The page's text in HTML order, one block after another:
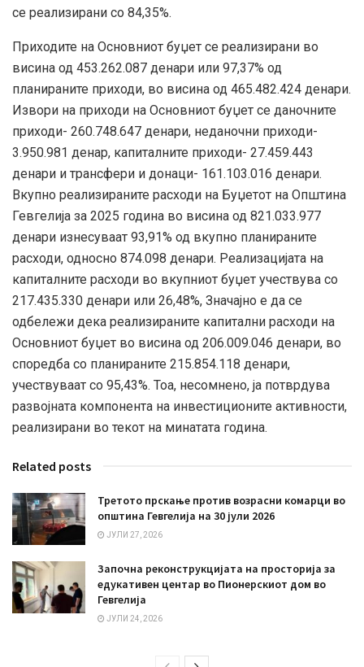
се реализирани со 84,35%.
Приходите на Основниот буџет се реализирани во
висина од 453.262.087 денари или 97,37% од
планираните приходи, во висина од 465.482.424 денари.
Извори на приходи на Основниот буџет се даночните
приходи- 260.748.647 денари, неданочни приходи-
3.950.981 денар, капиталните приходи- 27.459.443
денари и трансфери и донаци- 161.103.016 денари.
Вкупно реализираните расходи на Буџетот на Општина
Гевгелија за 2025 година во висина од 821.033.977
денари изнесуваат 93,91% од вкупно планираните
расходи, односно 874.098 денари. Реализацијата на
капиталните расходи во вкупниот буџет учествува со
217.435.330 денари или 26,48%, Значајно е да се
одбележи дека реализираните капитални расходи на
Основниот буџет во висина од 206.009.046 денари, во
споредба со планираните 215.854.118 денари,
учествуваат со 95,43%. Тоа, несомнено, ја потврдува
развојната компонента на инвестиционите активности,
реализирани во текот на минатата година.
Related posts
Третото прскање против возрасни комарци во
општина Гевгелија на 30 јули 2026
ЈУЛИ 27, 2026
Започна реконструкцијата на просторија за
едукативен центар во Пионерскиот дом во
Гевгелија
ЈУЛИ 24, 2026